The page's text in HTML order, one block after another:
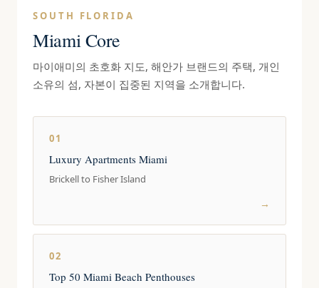
SOUTH FLORIDA
Miami Core
마이애미의 초호화 지도, 해안가 브랜드의 주택, 개인
소유의 섬, 자본이 집중된 지역을 소개합니다.
01
Luxury Apartments Miami
Brickell to Fisher Island
→
02
Top 50 Miami Beach Penthouses